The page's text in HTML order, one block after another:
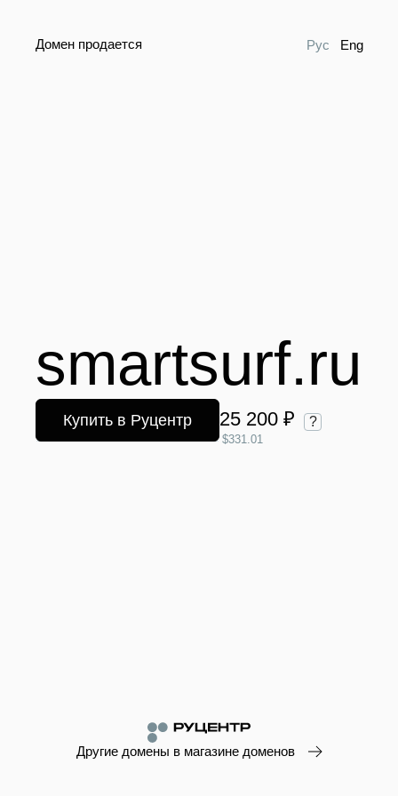
Домен продается Рус Eng
smartsurf.ru
Купить в Руцентр 25 200 ₽ ?
$331.01
Другие домены в магазине доменов